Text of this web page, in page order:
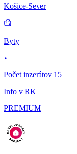
Košice-Sever
Byty
Počet inzerátov 15
Info v RK
PREMIUM